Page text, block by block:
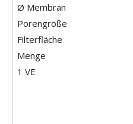
Ø Membran
Porengröße
Filterfläche
Menge
1 VE